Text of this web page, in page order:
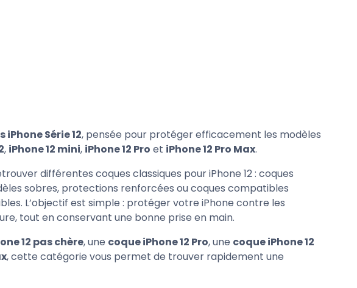
13 pouces (2024)
et garanti
Apple iPhone 16 Pro Max
d'occasion - testé et garanti
Indisponible pour le moment...
Apple iPhone 17
testé et garanti
iPhone Série 12, pensée pour protéger efficacement les modèles
, iPhone 12 mini, iPhone 12 Pro et iPhone 12 Pro Max.
différentes coques classiques pour iPhone 12 : coques
sobres, protections renforcées ou coques compatibles
L’objectif est simple : protéger votre iPhone contre les
tout en conservant une bonne prise en main.
12 pas chère, une coque iPhone 12 Pro, une coque iPhone 12
, cette catégorie vous permet de trouver rapidement une